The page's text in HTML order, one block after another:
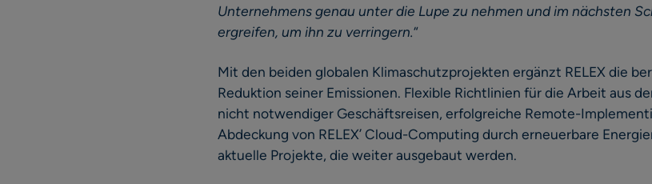
Unternehmens genau unter die Lupe zu nehmen und im nächsten
ergreifen, um ihn zu verringern.“
Mit den beiden globalen Klimaschutzprojekten ergänzt RELEX die
Reduktion seiner Emissionen. Flexible Richtlinien für die Arbeit aus
nicht notwendiger Geschäftsreisen, erfolgreiche Remote-
Abdeckung von RELEX’ Cloud-Computing durch erneuerbare
aktuelle Projekte, die weiter ausgebaut werden.